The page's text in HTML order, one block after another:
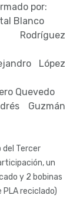
por:
Blanco
López
Quevedo
Guzmán
del Tercer
un
y 2 bobinas
PLA reciclado)